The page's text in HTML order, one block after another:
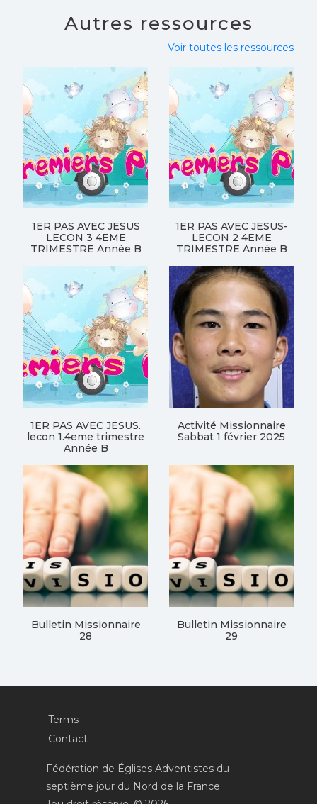
Autres ressources
Voir toutes les ressources
1ER PAS AVEC JESUS
LECON 3 4EME
TRIMESTRE Année B
1ER PAS AVEC JESUS-
LECON 2 4EME
TRIMESTRE Année B
1ER PAS AVEC JESUS.
lecon 1.4eme trimestre
Année B
Activité Missionnaire
Sabbat 1 février 2025
Bulletin Missionnaire
28
Bulletin Missionnaire
29
Fédération de Églises Adventistes du
septième jour du Nord de la France
Terms
Contact